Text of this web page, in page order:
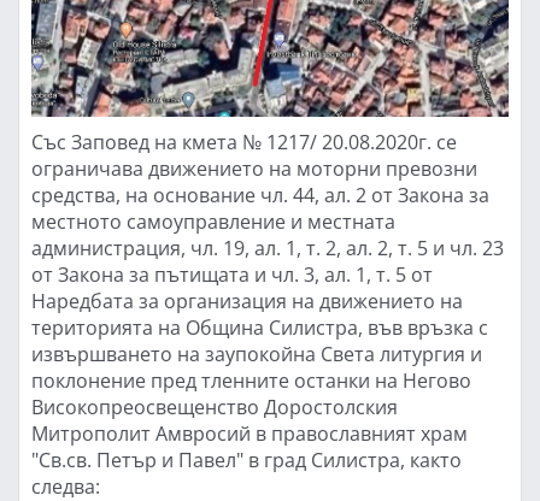
Със Заповед на кмета № 1217/ 20.08.2020г. се
ограничава движението на моторни превозни
средства, на основание чл. 44, ал. 2 от Закона за
местното самоуправление и местната
администрация, чл. 19, ал. 1, т. 2, ал. 2, т. 5 и чл. 23
от Закона за пътищата и чл. 3, ал. 1, т. 5 от
Наредбата за организация на движението на
територията на Община Силистра, във връзка с
извършването на заупокойна Света литургия и
поклонение пред тленните останки на Негово
Високопреосвещенство Доростолския
Митрополит Амвросий в православният храм
"Св.св. Петър и Павел" в град Силистра, както
следва: